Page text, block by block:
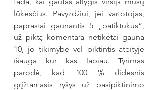
lūkesčius. Pavyzdžiui, jei vartotojas,
paprastai gaunantis 5 „patiktukus“,
už piktą komentarą netikėtai gauna
10, jo tikimybė vėl piktintis ateityje
išauga kur kas labiau. Tyrimas
parodė, kad 100 % didesnis
grįžtamasis ryšys už pasipiktinimo